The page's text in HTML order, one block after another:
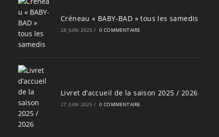
Créneau « BABY-BAD » tous les samedis
28 JUIN 2025 / 0 COMMENTAIRE
Livret d’accueil de la saison 2025 / 2026
27 JUIN 2025 / 0 COMMENTAIRE